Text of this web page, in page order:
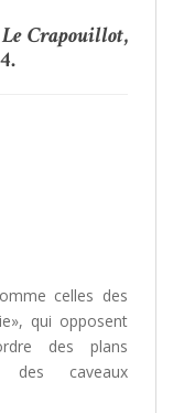
Le Crapouillot,
celles des
qui opposent
des plans
des caveaux